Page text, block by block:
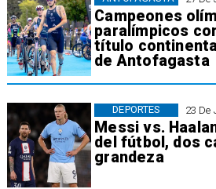
Campeones
paralímpicos
título
de Antofagasta
23 De
Messi vs.
del fútbol, dos
grandeza
DEPORTES